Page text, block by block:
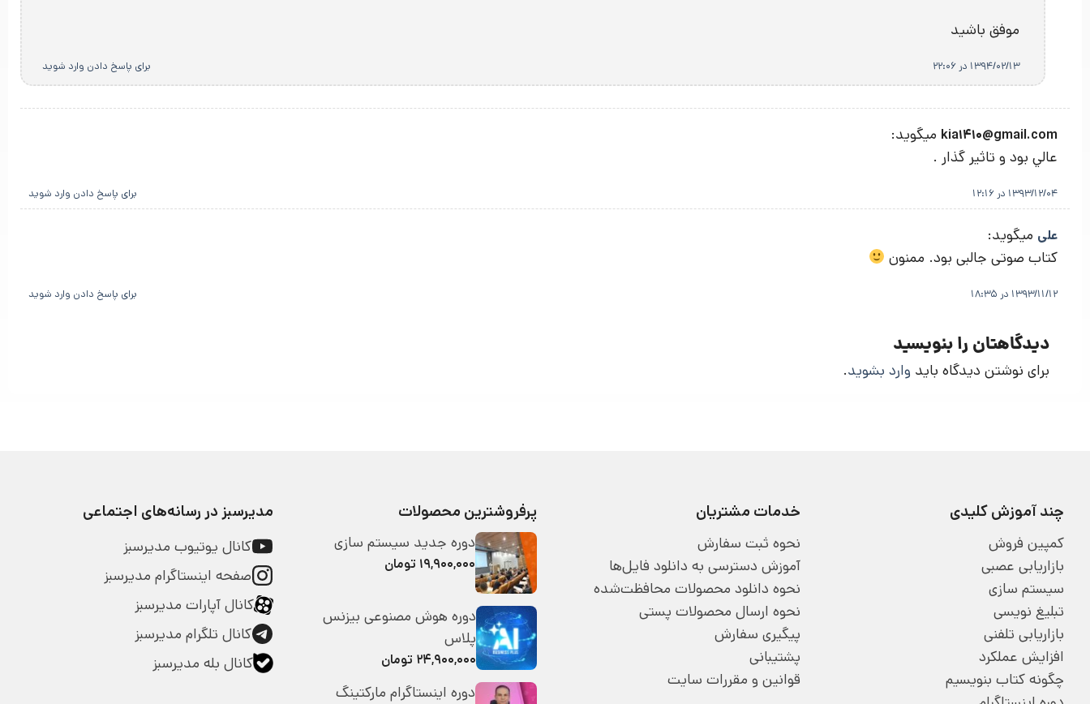
موفق باشید
1394/02/13 در 22:06 برای پاسخ دادن وارد شوید
kia1410@gmail.com میگوید:
عالي بود و تاثير گذار .
1393/12/04 در 12:16 برای پاسخ دادن وارد شوید
علی میگوید:
کتاب صوتی جالبی بود. ممنون
1393/11/12 در 18:35 برای پاسخ دادن وارد شوید
دیدگاهتان را بنویسید
برای نوشتن دیدگاه باید وارد بشوید.
چند آموزش کلیدی
کمپین فروش
بازاریابی عصبی
سیستم سازی
تبلیغ نویسی
بازاریابی تلفنی
افزایش عملکرد
چگونه کتاب بنویسیم
خدمات مشتریان
نحوه ثبت سفارش
آموزش دسترسی به دانلود فایل‌ها
نحوه دانلود محصولات محافظت‌شده
نحوه ارسال محصولات پستی
پیگیری سفارش
پشتیبانی
قوانین و مقررات سایت
پرفروشترین محصولات
دوره جدید سیستم سازی
۱۹,۹۰۰,۰۰۰ تومان
دوره هوش مصنوعی بیزنس
پلاس
۲۴,۹۰۰,۰۰۰ تومان
دوره اینستاگرام مارکتینگ
مدیرسبز در رسانه‌های اجتماعی
کانال یوتیوب مدیرسبز
صفحه اینستاگرام مدیرسبز
کانال آپارات مدیرسبز
کانال تلگرام مدیرسبز
کانال بله مدیرسبز